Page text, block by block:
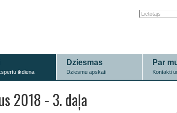
ikdiena
Dziesmas
Dziesmu apskati
Par
Kontakti
2018 - 3. daļa